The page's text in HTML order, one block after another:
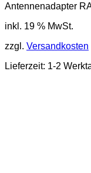
Antennenadapter
inkl. 19 % MwSt.
zzgl. Versandkosten
Lieferzeit: 1-2